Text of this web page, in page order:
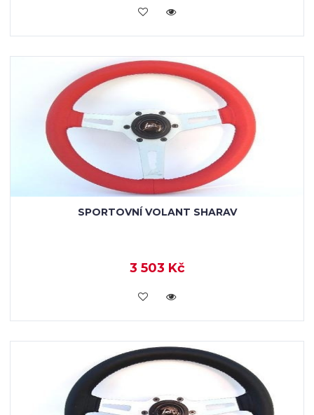
VLOŽIT DO KOŠÍKU
SPORTOVNÍ VOLANT SHARAV
3 503 Kč
VLOŽIT DO KOŠÍKU